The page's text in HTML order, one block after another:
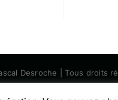
Desroche | Tous droits